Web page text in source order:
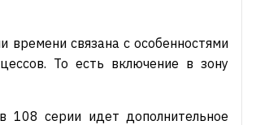
времени связана с особенностями
То есть включение в зону
108 серии идет дополнительное